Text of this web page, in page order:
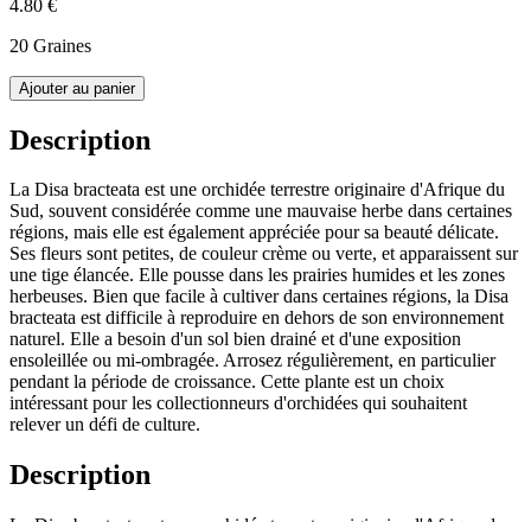
4.80 €
20 Graines
Ajouter au panier
Description
La Disa bracteata est une orchidée terrestre originaire d'Afrique du
Sud, souvent considérée comme une mauvaise herbe dans certaines
régions, mais elle est également appréciée pour sa beauté délicate.
Ses fleurs sont petites, de couleur crème ou verte, et apparaissent sur
une tige élancée. Elle pousse dans les prairies humides et les zones
herbeuses. Bien que facile à cultiver dans certaines régions, la Disa
bracteata est difficile à reproduire en dehors de son environnement
naturel. Elle a besoin d'un sol bien drainé et d'une exposition
ensoleillée ou mi-ombragée. Arrosez régulièrement, en particulier
pendant la période de croissance. Cette plante est un choix
intéressant pour les collectionneurs d'orchidées qui souhaitent
relever un défi de culture.
Description